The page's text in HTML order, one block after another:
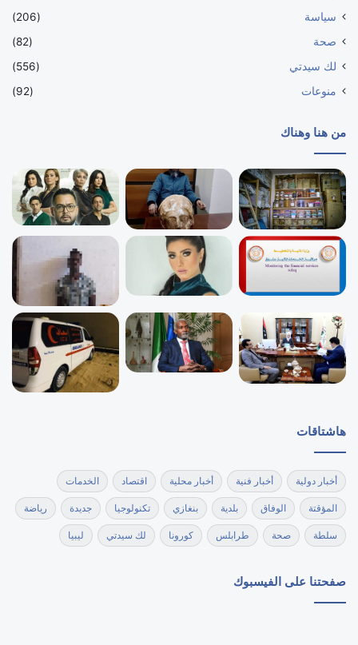
سياسة
(206)
صحة
(82)
لك سيدتي
(556)
منوعات
(92)
من هنا وهناك
هاشتاقات
أخبار دولية أخبار فنية أخبار محلية اقتصاد الخدمات
المؤقتة الوفاق بلدية بنغازي تكنولوجيا جديدة رياضة
سلطة صحة طرابلس كورونا لك سيدتي ليبيا
صفحتنا على الفيسبوك